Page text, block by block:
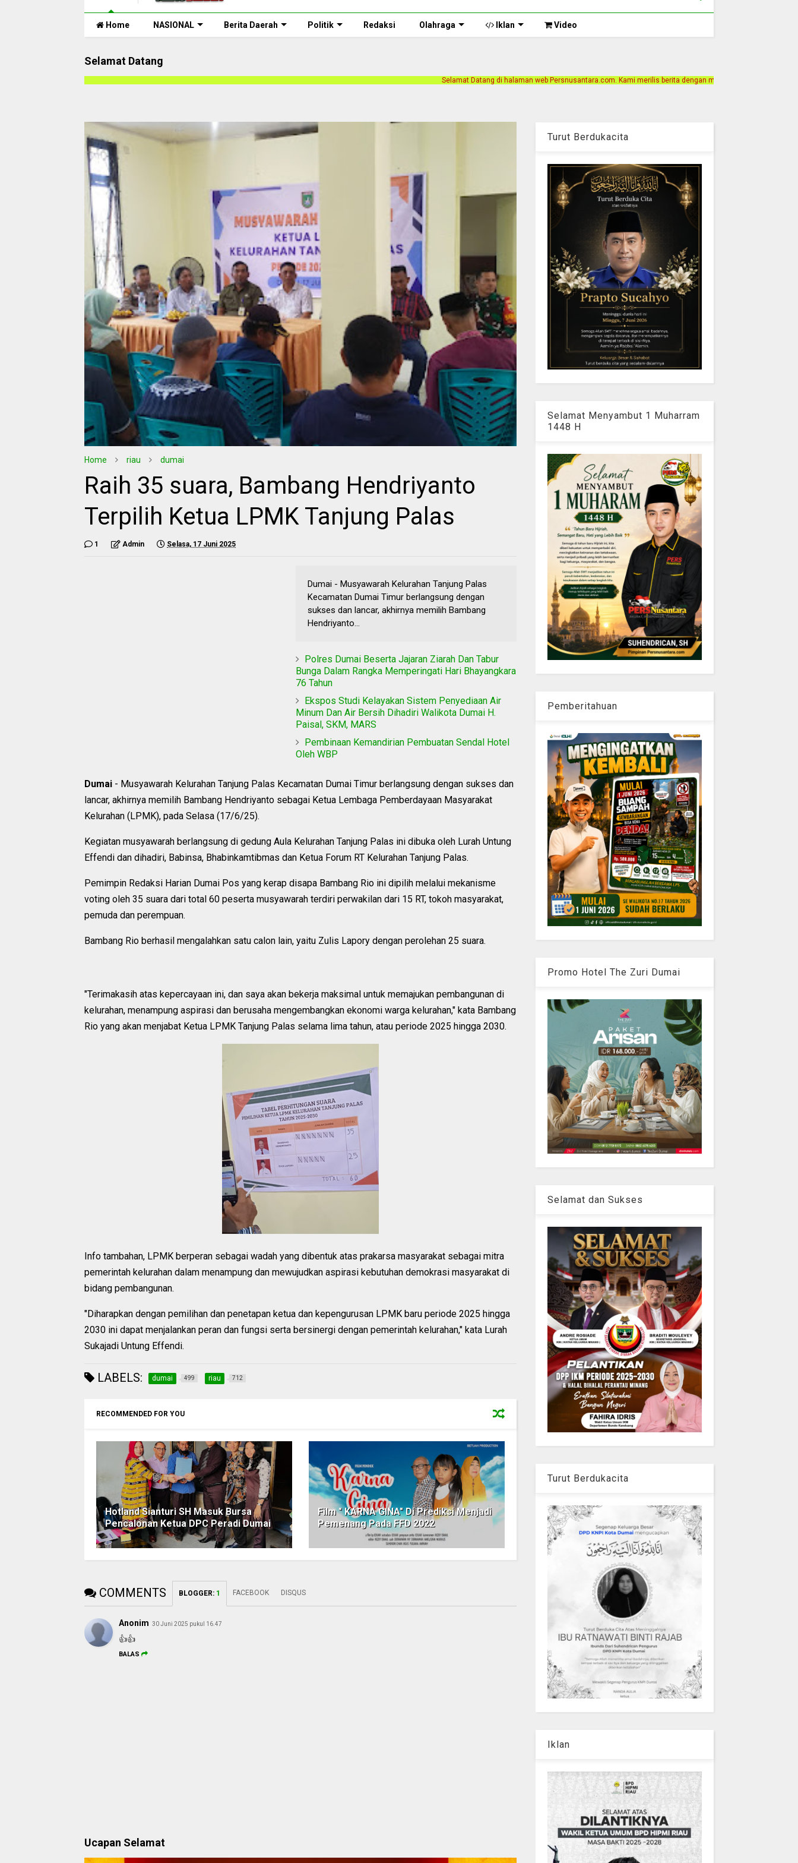
Home NASIONAL Berita Daerah Politik Redaksi Olahraga Iklan Video
Selamat Datang
Selamat Datang di halaman web Persnusantara.com. Kami merilis berita dengan motto Akurat, Independen, Terpercaya. Alamat
Home riau dumai
Raih 35 suara, Bambang Hendriyanto
Terpilih Ketua LPMK Tanjung Palas
1 Admin Selasa, 17 Juni 2025
Dumai - Musyawarah Kelurahan Tanjung Palas
Kecamatan Dumai Timur berlangsung dengan
sukses dan lancar, akhirnya memilih Bambang
Hendriyanto...
Polres Dumai Beserta Jajaran Ziarah Dan Tabur
Bunga Dalam Rangka Memperingati Hari Bhayangkara
76 Tahun
Ekspos Studi Kelayakan Sistem Penyediaan Air
Minum Dan Air Bersih Dihadiri Walikota Dumai H.
Paisal, SKM, MARS
Pembinaan Kemandirian Pembuatan Sendal Hotel
Oleh WBP
Dumai - Musyawarah Kelurahan Tanjung Palas Kecamatan Dumai Timur berlangsung dengan sukses dan
lancar, akhirnya memilih Bambang Hendriyanto sebagai Ketua Lembaga Pemberdayaan Masyarakat
Kelurahan (LPMK), pada Selasa (17/6/25).
Kegiatan musyawarah berlangsung di gedung Aula Kelurahan Tanjung Palas ini dibuka oleh Lurah Untung
Effendi dan dihadiri, Babinsa, Bhabinkamtibmas dan Ketua Forum RT Kelurahan Tanjung Palas.
Pemimpin Redaksi Harian Dumai Pos yang kerap disapa Bambang Rio ini dipilih melalui mekanisme
voting oleh 35 suara dari total 60 peserta musyawarah terdiri perwakilan dari 15 RT, tokoh masyarakat,
pemuda dan perempuan.
Bambang Rio berhasil mengalahkan satu calon lain, yaitu Zulis Lapory dengan perolehan 25 suara.
"Terimakasih atas kepercayaan ini, dan saya akan bekerja maksimal untuk memajukan pembangunan di
kelurahan, menampung aspirasi dan berusaha mengembangkan ekonomi warga kelurahan," kata Bambang
Rio yang akan menjabat Ketua LPMK Tanjung Palas selama lima tahun, atau periode 2025 hingga 2030.
Info tambahan, LPMK berperan sebagai wadah yang dibentuk atas prakarsa masyarakat sebagai mitra
pemerintah kelurahan dalam menampung dan mewujudkan aspirasi kebutuhan demokrasi masyarakat di
bidang pembangunan.
"Diharapkan dengan pemilihan dan penetapan ketua dan kepengurusan LPMK baru periode 2025 hingga
2030 ini dapat menjalankan peran dan fungsi serta bersinergi dengan pemerintah kelurahan," kata Lurah
Sukajadi Untung Effendi.
LABELS: dumai 499 riau 712
RECOMMENDED FOR YOU
Hotland Sianturi SH Masuk Bursa
Pencalonan Ketua DPC Peradi Dumai
Film " KARNA GINA" Di Prediksi Menjadi
Pemenang Pada FFD 2022
COMMENTS BLOGGER: 1 FACEBOOK DISQUS
Anonim 30 Juni 2025 pukul 16.47
👍👍
BALAS
Ucapan Selamat
Turut Berdukacita
Selamat Menyambut 1 Muharram
1448 H
Pemberitahuan
Promo Hotel The Zuri Dumai
Selamat dan Sukses
Turut Berdukacita
Iklan